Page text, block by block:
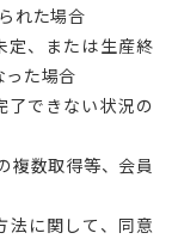
れた場合
定、または生産終
た場合
了できない状況の
複数取得等、会員
法に関して、同意